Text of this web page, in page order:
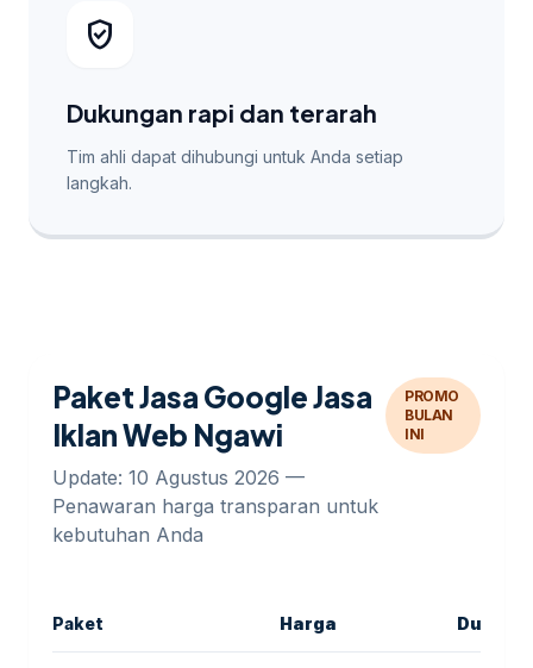
verified_user
Dukungan rapi dan terarah
Tim ahli dapat dihubungi untuk Anda setiap
langkah.
Paket Jasa Google Jasa
Iklan Web Ngawi
Update: 10 Agustus 2026 —
Penawaran harga transparan untuk
kebutuhan Anda
PROMO
BULAN
INI
Paket Harga Durasi